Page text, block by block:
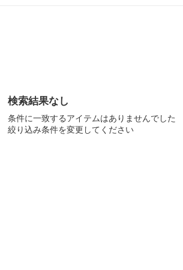
検索結果なし
条件に一致するアイテムはありませんでした
絞り込み条件を変更してください